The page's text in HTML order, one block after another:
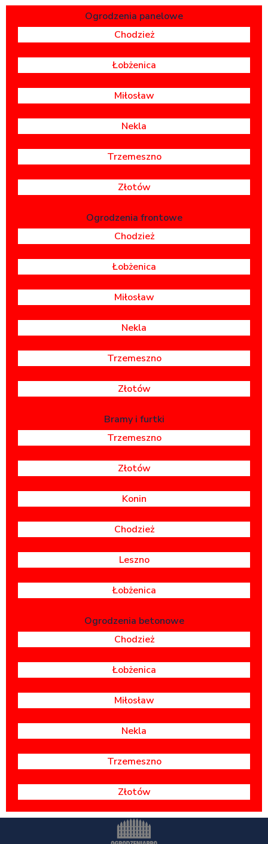
Ogrodzenia panelowe
Chodzież
Łobżenica
Miłosław
Nekla
Trzemeszno
Złotów
Ogrodzenia frontowe
Chodzież
Łobżenica
Miłosław
Nekla
Trzemeszno
Złotów
Bramy i furtki
Trzemeszno
Złotów
Konin
Chodzież
Leszno
Łobżenica
Ogrodzenia betonowe
Chodzież
Łobżenica
Miłosław
Nekla
Trzemeszno
Złotów